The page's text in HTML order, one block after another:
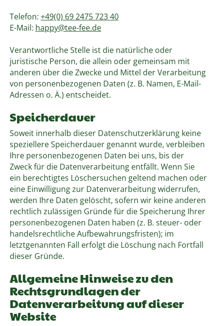
Telefon: +49(0) 69 2475 723 40
E-Mail: happy@tee-fee.de
Verantwortliche Stelle ist die natürliche oder
juristische Person, die allein oder gemeinsam mit
anderen über die Zwecke und Mittel der Verarbeitung
von personenbezogenen Daten (z. B. Namen, E-Mail-
Adressen o. Ä.) entscheidet.
Speicherdauer
Soweit innerhalb dieser Datenschutzerklärung keine
speziellere Speicherdauer genannt wurde, verbleiben
Ihre personenbezogenen Daten bei uns, bis der
Zweck für die Datenverarbeitung entfällt. Wenn Sie
ein berechtigtes Löschersuchen geltend machen oder
eine Einwilligung zur Datenverarbeitung widerrufen,
werden Ihre Daten gelöscht, sofern wir keine anderen
rechtlich zulässigen Gründe für die Speicherung Ihrer
personenbezogenen Daten haben (z. B. steuer- oder
handelsrechtliche Aufbewahrungsfristen); im
letztgenannten Fall erfolgt die Löschung nach Fortfall
dieser Gründe.
Allgemeine Hinweise zu den
Rechtsgrundlagen der
Datenverarbeitung auf dieser
Website